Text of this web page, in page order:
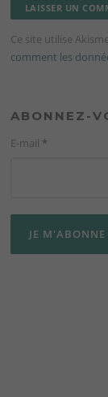
Ce site utilise
comment les
ABONNEZ-
E-mail *